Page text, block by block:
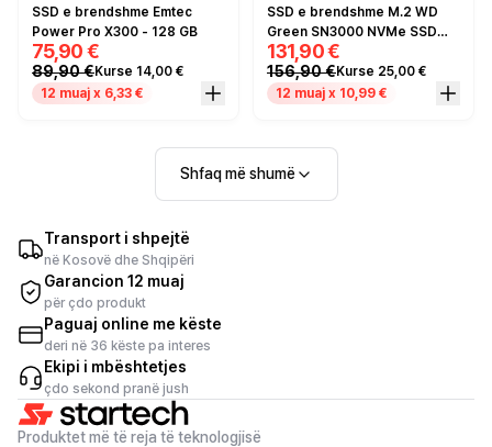
SSD e brendshme Emtec
Power Pro X300 - 128 GB
75,90 €
89,90 €Kurse 14,00 €
12 muaj x 6,33 €
SSD e brendshme M.2 WD
Green SN3000 NVMe SSD
500GB 2280
131,90 €
156,90 €Kurse 25,00 €
12 muaj x 10,99 €
Shfaq më shumë
Transport i shpejtë
në Kosovë dhe Shqipëri
Garancion 12 muaj
për çdo produkt
Paguaj online me këste
deri në 36 këste pa interes
Ekipi i mbështetjes
çdo sekond pranë jush
Produktet më të reja të teknologjisë